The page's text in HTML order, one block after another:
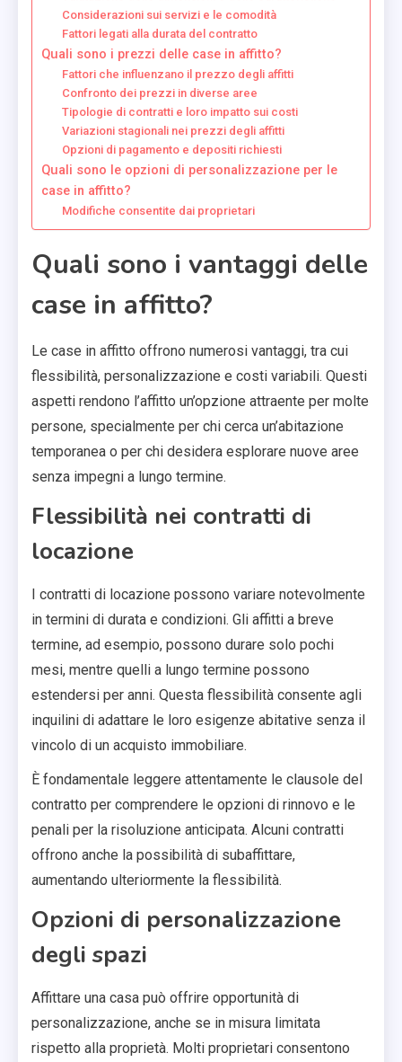
Considerazioni sui servizi e le comodità
Fattori legati alla durata del contratto
Quali sono i prezzi delle case in affitto?
Fattori che influenzano il prezzo degli affitti
Confronto dei prezzi in diverse aree
Tipologie di contratti e loro impatto sui costi
Variazioni stagionali nei prezzi degli affitti
Opzioni di pagamento e depositi richiesti
Quali sono le opzioni di personalizzazione per le
case in affitto?
Modifiche consentite dai proprietari
Quali sono i vantaggi delle
case in affitto?
Le case in affitto offrono numerosi vantaggi, tra cui
flessibilità, personalizzazione e costi variabili. Questi
aspetti rendono l’affitto un’opzione attraente per molte
persone, specialmente per chi cerca un’abitazione
temporanea o per chi desidera esplorare nuove aree
senza impegni a lungo termine.
Flessibilità nei contratti di
locazione
I contratti di locazione possono variare notevolmente
in termini di durata e condizioni. Gli affitti a breve
termine, ad esempio, possono durare solo pochi
mesi, mentre quelli a lungo termine possono
estendersi per anni. Questa flessibilità consente agli
inquilini di adattare le loro esigenze abitative senza il
vincolo di un acquisto immobiliare.
È fondamentale leggere attentamente le clausole del
contratto per comprendere le opzioni di rinnovo e le
penali per la risoluzione anticipata. Alcuni contratti
offrono anche la possibilità di subaffittare,
aumentando ulteriormente la flessibilità.
Opzioni di personalizzazione
degli spazi
Affittare una casa può offrire opportunità di
personalizzazione, anche se in misura limitata
rispetto alla proprietà. Molti proprietari consentono